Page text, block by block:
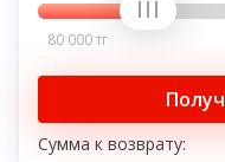
80 000 тг
Сумма к возврату: